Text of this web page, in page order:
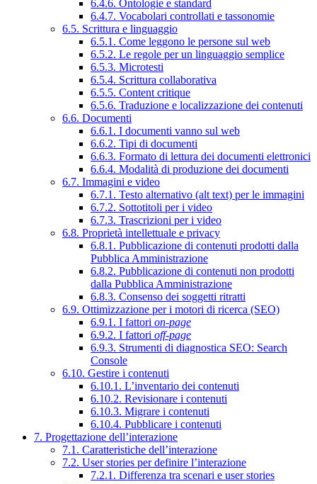
6.4.6. Ontologie e standard
6.4.7. Vocabolari controllati e tassonomie
6.5. Scrittura e linguaggio
6.5.1. Come leggono le persone sul web
6.5.2. Le regole per un linguaggio semplice
6.5.3. Microtesti
6.5.4. Scrittura collaborativa
6.5.5. Content critique
6.5.6. Traduzione e localizzazione dei contenuti
6.6. Documenti
6.6.1. I documenti vanno sul web
6.6.2. Tipi di documenti
6.6.3. Formato di lettura dei documenti elettronici
6.6.4. Modalità di produzione dei documenti
6.7. Immagini e video
6.7.1. Testo alternativo (alt text) per le immagini
6.7.2. Sottotitoli per i video
6.7.3. Trascrizioni per i video
6.8. Proprietà intellettuale e privacy
6.8.1. Pubblicazione di contenuti prodotti dalla
Pubblica Amministrazione
6.8.2. Pubblicazione di contenuti non prodotti
dalla Pubblica Amministrazione
6.8.3. Consenso dei soggetti ritratti
6.9. Ottimizzazione per i motori di ricerca (SEO)
6.9.1. I fattori on-page
6.9.2. I fattori off-page
6.9.3. Strumenti di diagnostica SEO: Search
Console
6.10. Gestire i contenuti
6.10.1. L’inventario dei contenuti
6.10.2. Revisionare i contenuti
6.10.3. Migrare i contenuti
6.10.4. Pubblicare i contenuti
7. Progettazione dell’interazione
7.1. Caratteristiche dell’interazione
7.2. User stories per definire l’interazione
7.2.1. Differenza tra scenari e user stories